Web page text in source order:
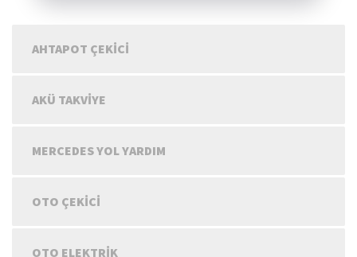
AHTAPOT ÇEKICI
AKÜ TAKVIYE
MERCEDES YOL YARDIM
OTO ÇEKICI
OTO ELEKTRIK